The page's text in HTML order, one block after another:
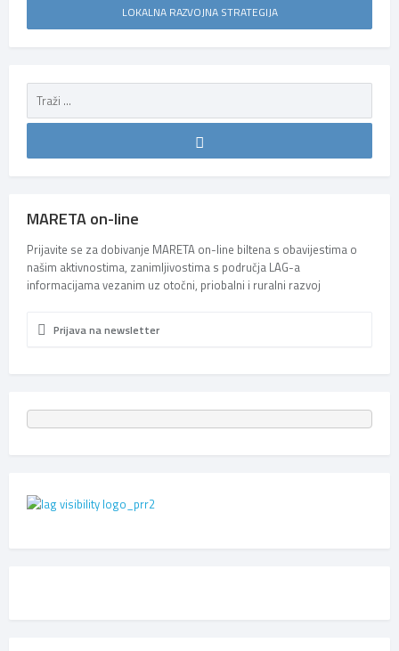
LOKALNA RAZVOJNA STRATEGIJA
MARETA on-line
Prijavite se za dobivanje MARETA on-line biltena s obavijestima o
našim aktivnostima, zanimljivostima s područja LAG-a
informacijama vezanim uz otočni, priobalni i ruralni razvoj
Prijava na newsletter